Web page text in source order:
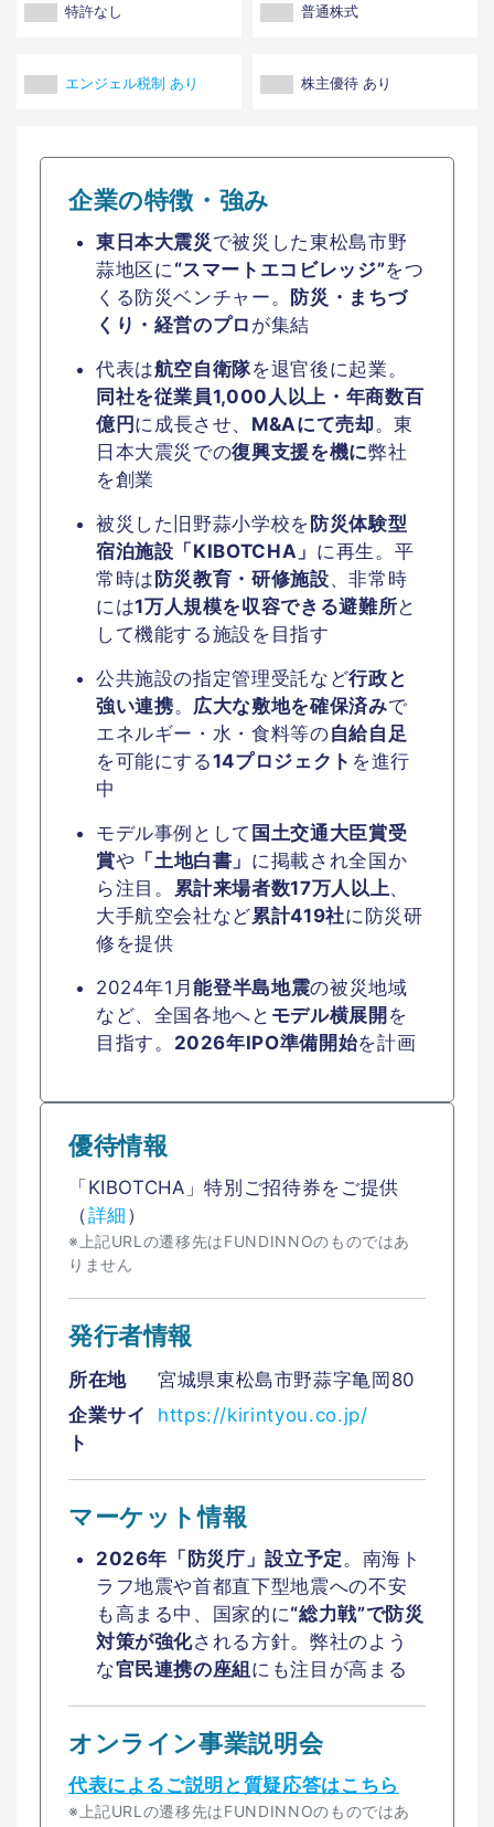
特許なし 普通株式
エンジェル税制 あり 株主優待 あり
企業の特徴・強み
東日本大震災 で被災した東松島市野
蒜地区に“スマートエコビレッジ”をつ
くる防災ベンチャー。
防災・まちづ
くり・経営のプロ が集結
代表は航空自衛隊を退官後に起業。
同社を従業員1,000人以上・年商数百
億円 に成長させ、 M&Aにて売却。東
日本大震災での復興支援を機に弊社
を創業
被災した旧野蒜小学校を 防災体験型
宿泊施設「KIBOTCHA」 に再生。平
常時は 防災教育・研修施設、非常時
には1万人規模を収容できる避難所と
して機能する施設を目指す
公共施設の指定管理受託など行政と
強い連携。 広大な敷地を確保済みで
エネルギー・水・食料等の自給自足
を可能にする14プロジェクト を進行
中
モデル事例として 国土交通大臣賞受
賞や 「土地白書」 に掲載され全国か
ら注目。
累計来場者数17万人以上、
大手航空会社など累計419社に防災研
修を提供
2024年1月能登半島地震の被災地域
など、全国各地へと モデル横展開 を
目指す。 2026年IPO準備開始を計画
優待情報
「KIBOTCHA」特別ご招待券をご提供
（詳細 ）
※上記URLの遷移先はFUNDINNOのものではあ
りません
発行者情報
所在地
宮城県東松島市野蒜字亀岡80
企業サイ
ト
https://kirintyou.co.jp/
マーケット情報
2026年「防災庁」設立予定 。南海ト
ラフ地震や首都直下型地震への不安
も高まる中、国家的に“総力戦”で防災
対策が強化される方針。弊社のよう
な官民連携の座組にも注目が高まる
オンライン事業説明会
代表によるご説明と質疑応答はこちら
※上記URLの遷移先はFUNDINNOのものではあ